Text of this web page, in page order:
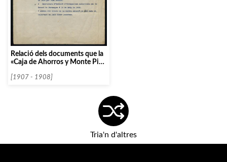
Relació dels documents que la
«Caja de Ahorros y Monte Pio
virtud del debitori per l’Orfeó
[1907 - 1908]
Tria'n d'altres